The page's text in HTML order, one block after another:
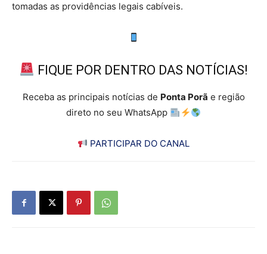
tomadas as providências legais cabíveis.
FIQUE POR DENTRO DAS NOTÍCIAS!
Receba as principais notícias de Ponta Porã e região
direto no seu WhatsApp
PARTICIPAR DO CANAL